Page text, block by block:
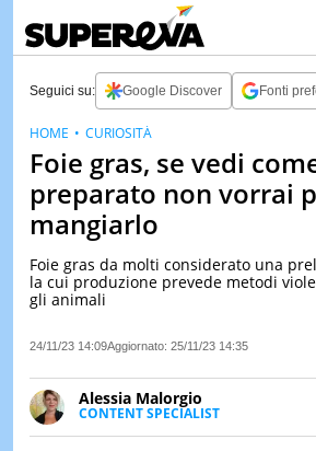
Seguici su: Google Discover Fonti
Foie gras, se vedi
preparato non vorrai
mangiarlo
Foie gras da molti considerato una
la cui produzione prevede metodi
gli animali
24/11/23 14:09Aggiornato: 25/11/23 14:35
Alessia Malorgio
CONTENT SPECIALIST
Ha conseguito un Master in
HOME CURIOSITÀ